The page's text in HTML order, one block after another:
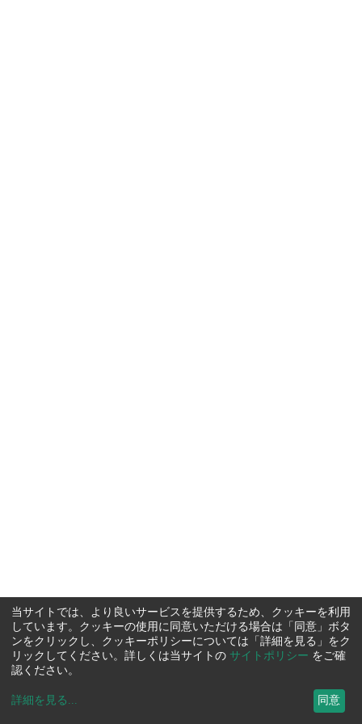
当サイトでは、より良いサービスを提供するため、クッキーを利用
しています。クッキーの使用に同意いただける場合は「同意」ボタ
ンをクリックし、クッキーポリシーについては「詳細を見る」をク
リックしてください。詳しくは当サイトの サイトポリシー をご確
認ください。
詳細を見る ... 同意